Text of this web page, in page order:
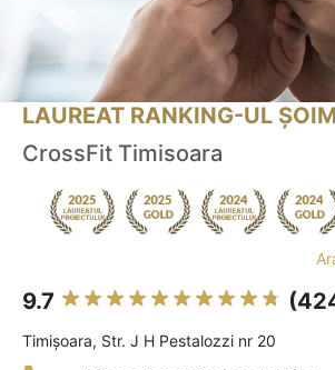
LAUREAT RANKING-UL
CrossFit Timisoara
9.7
Timişoara, Str. J H Pestalozzi nr 20